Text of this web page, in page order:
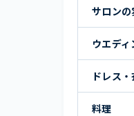
サロンの
ウエデ
ドレス
料理